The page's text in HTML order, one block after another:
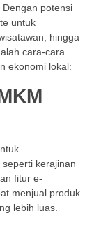
potensi
untuk
hingga
cara-cara
ekonomi lokal:
kerajinan
fitur e-
menjual produk
lebih luas.